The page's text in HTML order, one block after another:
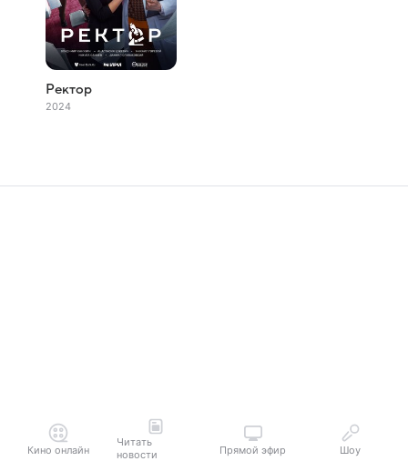
Ректор
2024
Кино онлайн
Читать
новости
Прямой эфир Шоу